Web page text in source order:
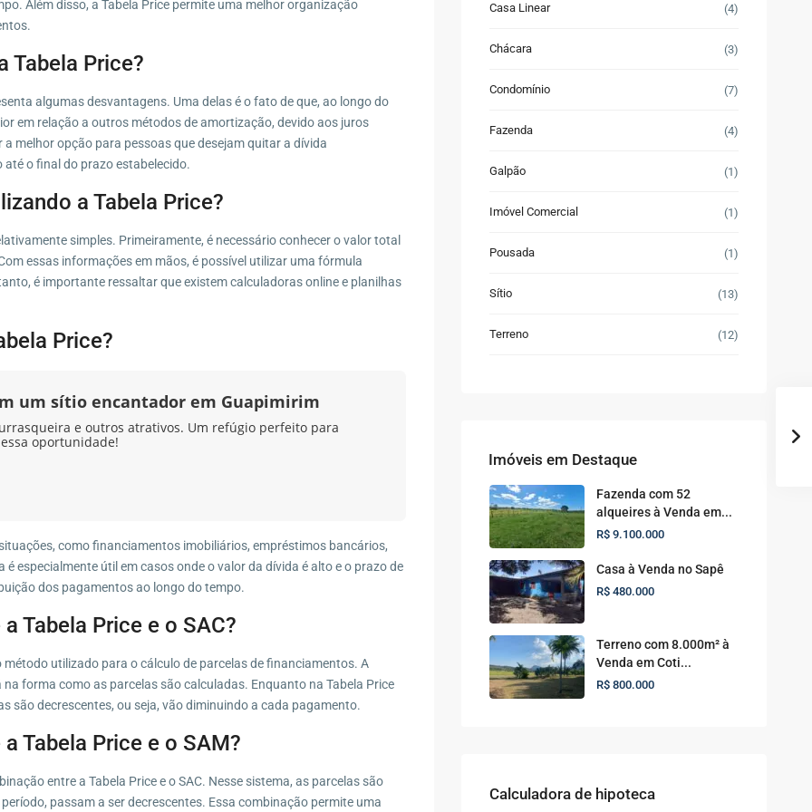
Além disso, a Tabela Price permite uma melhor organização
Tabela Price?
algumas desvantagens. Uma delas é o fato de que, ao longo do
em relação a outros métodos de amortização, devido aos juros
melhor opção para pessoas que desejam quitar a dívida
o final do prazo estabelecido.
a Tabela Price?
simples. Primeiramente, é necessário conhecer o valor total
essas informações em mãos, é possível utilizar uma fórmula
é importante ressaltar que existem calculadoras online e planilhas
Price?
um sítio encantador em Guapimirim
e outros atrativos. Um refúgio perfeito para
oportunidade!
como financiamentos imobiliários, empréstimos bancários,
especialmente útil em casos onde o valor da dívida é alto e o prazo de
dos pagamentos ao longo do tempo.
Tabela Price e o SAC?
utilizado para o cálculo de parcelas de financiamentos. A
forma como as parcelas são calculadas. Enquanto na Tabela Price
são decrescentes, ou seja, vão diminuindo a cada pagamento.
Tabela Price e o SAM?
entre a Tabela Price e o SAC. Nesse sistema, as parcelas são
passam a ser decrescentes. Essa combinação permite uma
Casa Linear (4)
Chácara (3)
Condomínio (7)
Fazenda (4)
Galpão (1)
Imóvel Comercial (1)
Pousada (1)
Sítio (13)
Terreno (12)
Imóveis em Destaque
Fazenda com 52
alqueires à Venda em...
R$ 9.100.000
Casa à Venda no Sapê
R$ 480.000
Terreno com 8.000m² à
Venda em Coti...
R$ 800.000
Calculadora de hipoteca